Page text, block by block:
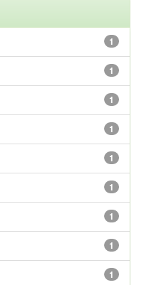
1
1
1
1
1
1
1
1
1